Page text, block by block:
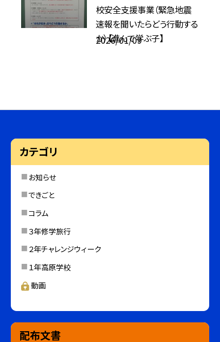
校安全支援事業（緊急地震
速報を聞いたらどう行動する
か）【進んで学ぶ子】
2026/01/09
カテゴリ
お知らせ
できごと
コラム
３年修学旅行
２年チャレンジウィーク
１年高原学校
動画
配布文書